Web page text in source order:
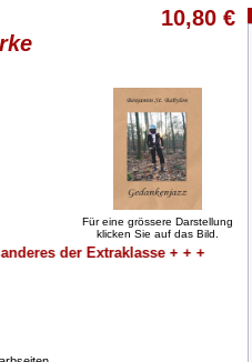
10,80 €
Für eine grössere Darstellung
klicken Sie auf das Bild.
Extraklasse + + +